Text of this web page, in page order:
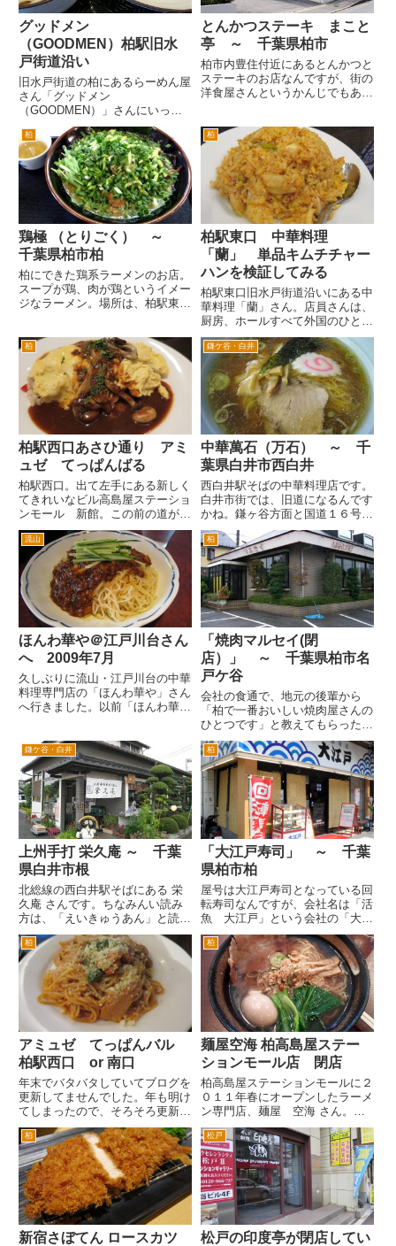
グッドメン
（GOODMEN）柏駅旧水
戸街道沿い
旧水戸街道の柏にあるらーめん屋
さん「グッドメン
（GOODMEN）」さんにいって
きました。柏駅東口から旧水戸街
道へ出ます。そこから右手へしば
し歩いていきます。すると南柏方
面へ向かって右手にあります。住
所は、柏市中央町です。 この看
板が目印です...
とんかつステーキ まこと
亭 ～ 千葉県柏市
柏市内豊住付近にあるとんかつと
ステーキのお店なんですが、街の
洋食屋さんというかんじでもあり
豊住方面へ。しばらく進むと道が
左へ急カーブしています。そこを
過ぎると信号があるので、信号
が...
柏
鶏極 （とりごく） ～
千葉県柏市柏
柏にできた鶏系ラーメンのお店。
スープが鶏、肉が鶏というイメー
ジなラーメン。場所は、柏駅東口
の人気ラーメン店「猪太」をやり
過ごしてすぐです。 鶏極 （とり
ごく）さん開店前は、松戸の小...
柏
柏駅東口 中華料理
「蘭」 単品キムチチャー
ハンを検証してみる
柏駅東口旧水戸街道沿いにある中
華料理「蘭」さん。店員さんは、
厨房、ホールすべて外国のひとで
す。中国なのか台湾なのかわかり
ません。 カタコトの日本語程度
の方もいるのが、逆に香港とかの
食堂にきたみたな雰囲気を出して
ます。 ランチタイムは、客
席...
柏
柏駅西口あさひ通り アミ
ュゼ てっぱんばる
柏駅西口。出て左手にある新しく
てきれいなビル高島屋ステーショ
ンモール 新館。この前の道が柏
あさひ通りです。国道6号まで左
右に飲食店が軒を連ねています。
このあさひ通りの途中の左側に
あるのが「アミュゼ てっぱんば
る」さんです。イタリアとフラ...
鎌ケ谷・白井
中華萬石（万石） ～ 千
葉県白井市西白井
西白井駅そばの中華料理店です。
白井市街では、旧道になるんです
かね。鎌ヶ谷方面と国道１６号線
への通り道にあります。 白い建
物に中華 萬石とあります。
「まんごく」と読むみたいです。
電話帳で検索したら「萬石」だと
出てないんですよね。「万石」だ
と...
流山
ほんわ華や＠江戸川台さん
へ 2009年7月
久しぶりに流山・江戸川台の中華
料理専門店の「ほんわ華や」さん
へ行きました。以前「ほんわ華
転してからもたまにいきます。
たまに行くと道に迷いますね。い
まいち土地勘がないので、初石駅
周...
柏
「焼肉マルセイ(閉
店）」 ～ 千葉県柏市名
戸ケ谷
会社の食通で、地元の後輩から
「柏で一番おいしい焼肉屋さんの
ひとつです」と教えてもらったお
店です。 場所は、柏レイソルの
日立サッカー場近くです。国道６
号線から常磐線をくぐってレイソ
ルサッカー場方面へ。緑ヶ丘交番
交差点、サッカー場を過ぎて、次
の...
鎌ケ谷・白井
上州手打 栄久庵 ～ 千葉
県白井市根
北総線の西白井駅そばにある 栄
久庵 さんです。ちなみんい読み
方は、「えいきゅうあん」と読む
そうです。 西白井駅北口ロータ
リーから左手へ。国道16号線と
鎌ヶ谷、船橋方面へ抜ける道の途
中にあります。 この道路が、結
構交通量がある道路で、仕事で
車...
柏
「大江戸寿司」 ～ 千葉
県柏市柏
屋号は大江戸寿司となっている回
転寿司なんですが、会社名は「活
魚 大江戸」という会社の「大江
戸 柏店」というのが正式名称み
たいです。 会社の先輩で、寿司
通～特に回転寿司とか安くて旨い
店にはうるさいひとが「大江戸寿
司は、回転寿司にしてなかなか
い...
柏
アミュゼ てっぱんバル
柏駅西口 or 南口
年末でバタバタしていてブログを
更新してませんでした。年も明け
てしまったので、そろそろ更新し
ようかとおもいます。とりあえず
はクリスマス前のアミュゼさんか
ら。 アミュゼ てっぱんバル
さんに行く時は、柏駅西口かある
いは南口どちらからでもいけま
す...
柏
麺屋空海 柏高島屋ステー
ションモール店 閉店
柏高島屋ステーションモールに２
０１１年春にオープンしたラーメ
ン専門店、麺屋 空海 さん。こ
の場所は、以前カレーの新宿中村
屋だったかな。 麺屋 空海さん
というと都内や神奈川県で見かけ
るチェーンのラーメン専門店です
ね。ＦＣで結構出店していて浜
松...
柏
新宿さぼてん ロースカツ
松戸
松戸の印度亭が閉店してい